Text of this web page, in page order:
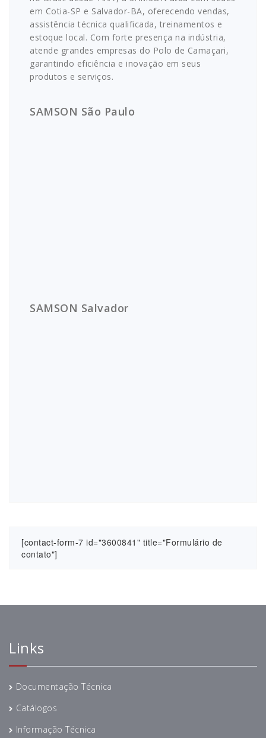
em Cotia-SP e Salvador-BA, oferecendo vendas,
assistência técnica qualificada, treinamentos e
estoque local. Com forte presença na indústria,
atende grandes empresas do Polo de Camaçari,
garantindo eficiência e inovação em seus
produtos e serviços.
SAMSON São Paulo
SAMSON Salvador
[contact-form-7 id="3600841" title="Formulário de
contato"]
Links
Documentação Técnica
Catálogos
Informação Técnica